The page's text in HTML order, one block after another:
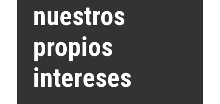
nuestros
propios
intereses